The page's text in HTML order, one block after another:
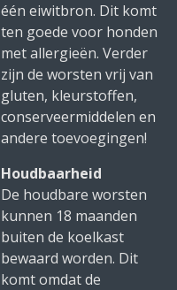
één eiwitbron. Dit komt
ten goede voor honden
met allergieën. Verder
zijn de worsten vrij van
gluten, kleurstoffen,
conserveermiddelen en
andere toevoegingen!
Houdbaarheid
De houdbare worsten
kunnen 18 maanden
buiten de koelkast
bewaard worden. Dit
komt omdat de